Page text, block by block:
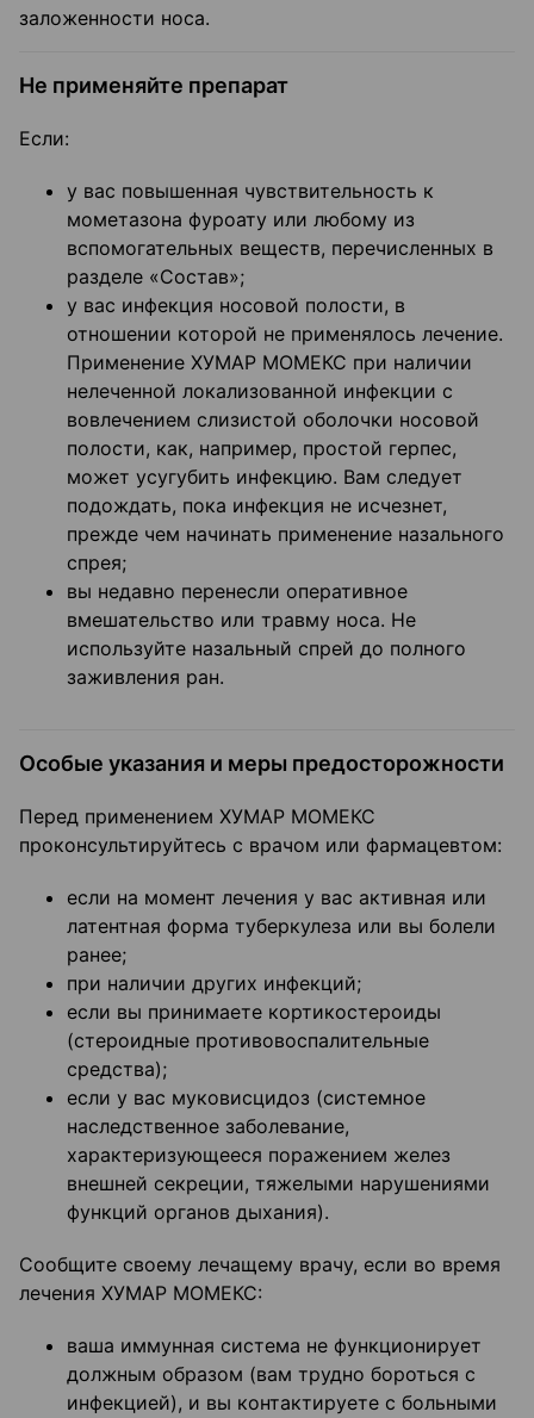
заложенности носа.
Не применяйте препарат
Если:
у вас повышенная чувствительность к
мометазона фуроату или любому из
вспомогательных веществ, перечисленных в
разделе «Состав»;
у вас инфекция носовой полости, в
отношении которой не применялось лечение.
Применение ХУМАР МОМЕКС при наличии
нелеченной локализованной инфекции с
вовлечением слизистой оболочки носовой
полости, как, например, простой герпес,
может усугубить инфекцию. Вам следует
подождать, пока инфекция не исчезнет,
прежде чем начинать применение назального
спрея;
вы недавно перенесли оперативное
вмешательство или травму носа. Не
используйте назальный спрей до полного
заживления ран.
Особые указания и меры предосторожности
Перед применением ХУМАР МОМЕКС
проконсультируйтесь с врачом или фармацевтом:
если на момент лечения у вас активная или
латентная форма туберкулеза или вы болели
ранее;
при наличии других инфекций;
если вы принимаете кортикостероиды
(стероидные противовоспалительные
средства);
если у вас муковисцидоз (системное
наследственное заболевание,
характеризующееся поражением желез
внешней секреции, тяжелыми нарушениями
функций органов дыхания).
Сообщите своему лечащему врачу, если во время
лечения ХУМАР МОМЕКС:
ваша иммунная система не функционирует
должным образом (вам трудно бороться с
инфекцией), и вы контактируете с больными